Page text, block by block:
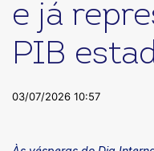
e já
PIB
03/07/2026 10:57